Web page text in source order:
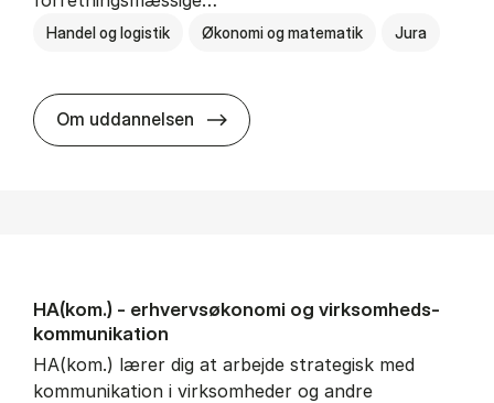
Handel og logistik Økonomi og matematik Jura
Om uddannelsen HA(jur.) - erhvervs­økonomi og
HA(kom.) - erhvervs­økonomi og virksomheds­
kommunikation
HA(kom.) lærer dig at arbejde strategisk med
kommunikation i virksomheder og andre